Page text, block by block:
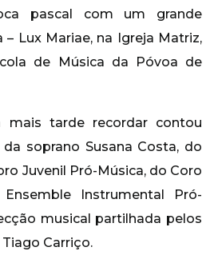
pascal com um grande
Lux Mariae, na Igreja Matriz,
de Música da Póvoa de
mais tarde recordar contou
soprano Susana Costa, do
Juvenil Pró-Música, do Coro
Instrumental Pró-
musical partilhada pelos
Carriço.